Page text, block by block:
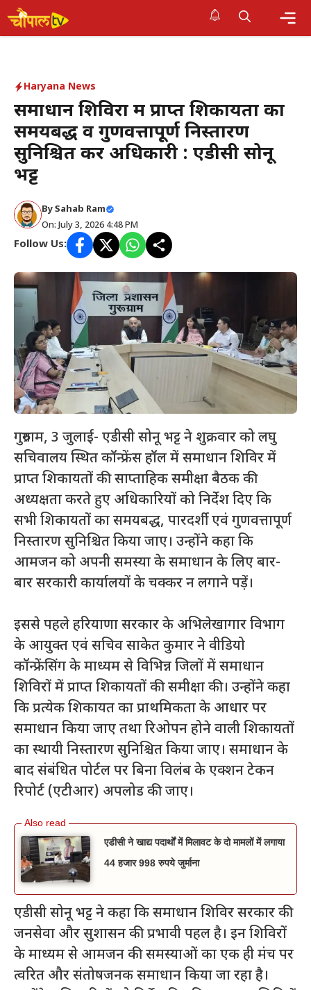
Skip
to
Haryana News
समाधान शिविरों में प्राप्त शिकायतों का
समयबद्ध व गुणवत्तापूर्ण निस्तारण
सुनिश्चित करें अधिकारी : एडीसी सोनू
भट्ट
By Sahab Ram
On: July 3, 2026 4:48 PM
Follow Us:
गुरुग्राम, 3 जुलाई- एडीसी सोनू भट्ट ने शुक्रवार को लघु
सचिवालय स्थित कॉन्फ्रेंस हॉल में समाधान शिविर में
प्राप्त शिकायतों की साप्ताहिक समीक्षा बैठक की
अध्यक्षता करते हुए अधिकारियों को निर्देश दिए कि
सभी शिकायतों का समयबद्ध, पारदर्शी एवं गुणवत्तापूर्ण
निस्तारण सुनिश्चित किया जाए। उन्होंने कहा कि
आमजन को अपनी समस्या के समाधान के लिए बार-
बार सरकारी कार्यालयों के चक्कर न लगाने पड़ें।
इससे पहले हरियाणा सरकार के अभिलेखागार विभाग
के आयुक्त एवं सचिव साकेत कुमार ने वीडियो
कॉन्फ्रेंसिंग के माध्यम से विभिन्न जिलों में समाधान
शिविरों में प्राप्त शिकायतों की समीक्षा की। उन्होंने कहा
कि प्रत्येक शिकायत का प्राथमिकता के आधार पर
समाधान किया जाए तथा रिओपन होने वाली शिकायतों
का स्थायी निस्तारण सुनिश्चित किया जाए। समाधान के
बाद संबंधित पोर्टल पर बिना विलंब के एक्शन टेकन
रिपोर्ट (एटीआर) अपलोड की जाए।
एडीसी ने खाद्य पदार्थों में मिलावट के दो मामलों में लगाया
44 हजार 998 रुपये जुर्माना
एडीसी सोनू भट्ट ने कहा कि समाधान शिविर सरकार की
जनसेवा और सुशासन की प्रभावी पहल है। इन शिविरों
के माध्यम से आमजन की समस्याओं का एक ही मंच पर
त्वरित और संतोषजनक समाधान किया जा रहा है।